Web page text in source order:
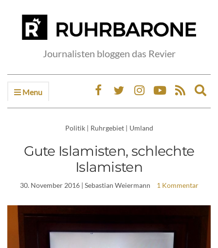
Journalisten bloggen das Revier
Menu
Politik | Ruhrgebiet | Umland
Gute Islamisten, schlechte
Islamisten
30. November 2016| Sebastian Weiermann 1 Kommentar